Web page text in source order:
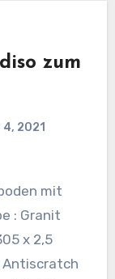
zum
2021
mit
: Granit
x 2,5
Antiscratch